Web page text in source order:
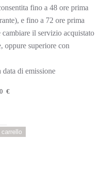
fino a 48 ore prima
e fino a 72 ore prima
il servizio acquistato
oppure superiore con
data di emissione
€